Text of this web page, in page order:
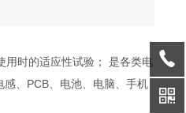
用时的适应性试验； 是各类电
、PCB、电池、电脑、手机